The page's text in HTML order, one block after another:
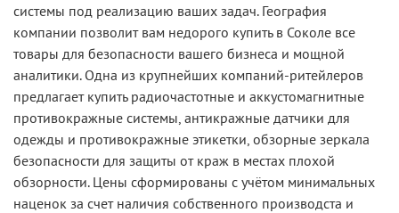
системы под реализацию ваших задач. География
компании позволит вам недорого купить в Соколе все
товары для безопасности вашего бизнеса и мощной
аналитики. Одна из крупнейших компаний-ритейлеров
предлагает купить радиочастотные и аккустомагнитные
противокражные системы, антикражные датчики для
одежды и противокражные этикетки, обзорные зеркала
безопасности для защиты от краж в местах плохой
обзорности. Цены сформированы с учётом минимальных
наценок за счет наличия собственного производста и